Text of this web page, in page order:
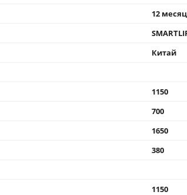
12
Китай
1150
700
1650
380
1150